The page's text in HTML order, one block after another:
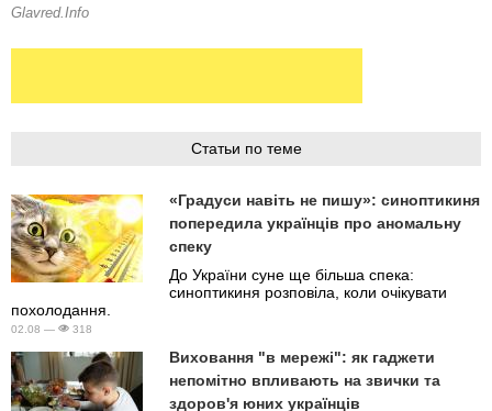
Статьи по теме
«Градуси навіть не пишу»: синоптикиня
попередила українців про аномальну
спеку
До України суне ще більша спека:
синоптикиня розповіла, коли очікувати
похолодання.
02.08 — 318
Виховання "в мережі": як гаджети
непомітно впливають на звички та
здоров'я юних українців